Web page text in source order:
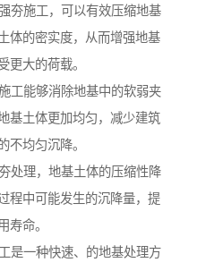
夯施工，可以有效压缩地基
体的密实度，从而增强地基
更大的荷载。
工能够消除地基中的软弱夹
基土体更加均匀，减少建筑
不均匀沉降。
处理，地基土体的压缩性降
程中可能发生的沉降量，提
寿命。
是一种快速、的地基处理方